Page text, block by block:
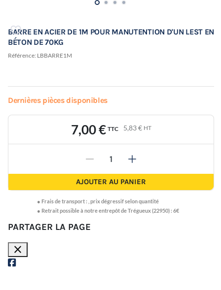
BARRE EN ACIER DE 1M POUR MANUTENTION D'UN LEST EN
BÉTON DE 70KG
Référence: LBBARRE1M
Dernières pièces disponibles
7,00 € TTC 5,83 € HT
- +
AJOUTER AU PANIER
● Frais de transport : prix dégressif selon quantité
● Retrait possible à notre entrepôt de Trégueux (22950) : 6€
PARTAGER LA PAGE
close